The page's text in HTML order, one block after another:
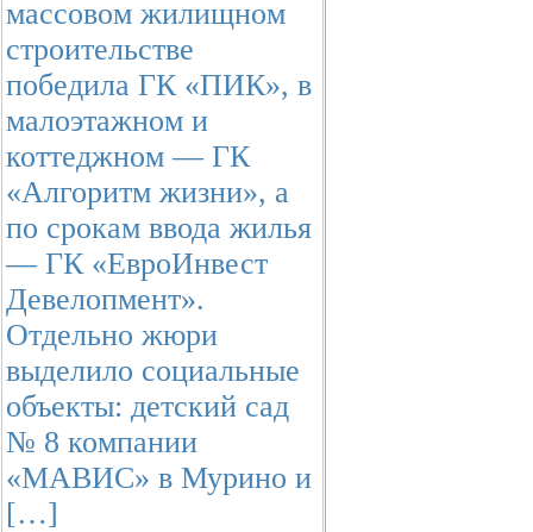
массовом жилищном
строительстве
победила ГК «ПИК», в
малоэтажном и
коттеджном — ГК
«Алгоритм жизни», а
по срокам ввода жилья
— ГК «ЕвроИнвест
Девелопмент».
Отдельно жюри
выделило социальные
объекты: детский сад
№ 8 компании
«МАВИС» в Мурино и
[…]